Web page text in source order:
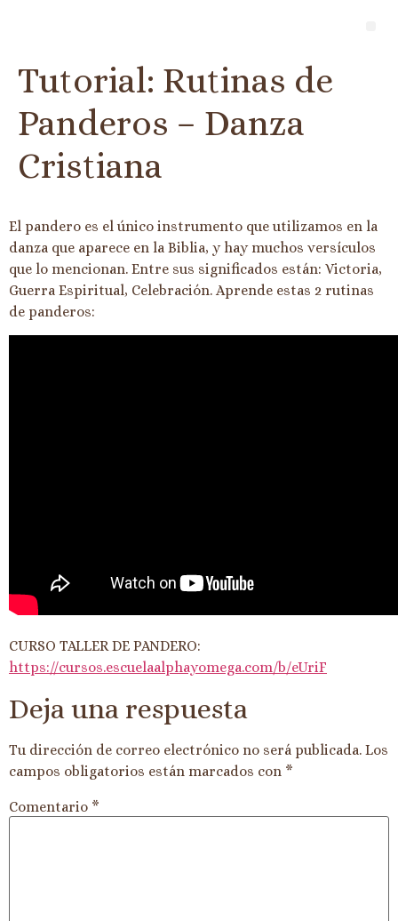
Tutorial: Rutinas de
Panderos – Danza
Cristiana
El pandero es el único instrumento que utilizamos en la
danza que aparece en la Biblia, y hay muchos versículos
que lo mencionan. Entre sus significados están: Victoria,
Guerra Espiritual, Celebración. Aprende estas 2 rutinas
de panderos:
CURSO TALLER DE PANDERO:
https://cursos.escuelaalphayomega.com/b/eUriF
Deja una respuesta
Tu dirección de correo electrónico no será publicada. Los
campos obligatorios están marcados con *
Comentario *